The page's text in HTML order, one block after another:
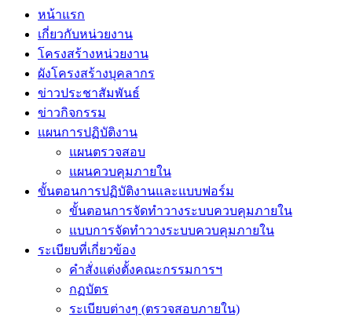
หน้าแรก
เกี่ยวกับหน่วยงาน
โครงสร้างหน่วยงาน
ผังโครงสร้างบุคลากร
ข่าวประชาสัมพันธ์
ข่าวกิจกรรม
แผนการปฏิบัติงาน
แผนตรวจสอบ
แผนควบคุมภายใน
ขั้นตอนการปฏิบัติงานและแบบฟอร์ม
ขั้นตอนการจัดทำวางระบบควบคุมภายใน
แบบการจัดทำวางระบบควบคุมภายใน
ระเบียบที่เกี่ยวข้อง
คำสั่งแต่งตั้งคณะกรรมการฯ
กฏบัตร
ระเบียบต่างๆ (ตรวจสอบภายใน)